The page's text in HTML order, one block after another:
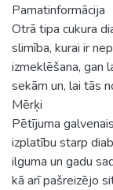
Pamatinformācija
Otrā tipa cukura
slimība, kurai ir
izmeklēšana, gan
sekām un, lai tās
Mērķi
Pētījuma
izplatību starp
ilguma un gadu
kā arī pašreizējo